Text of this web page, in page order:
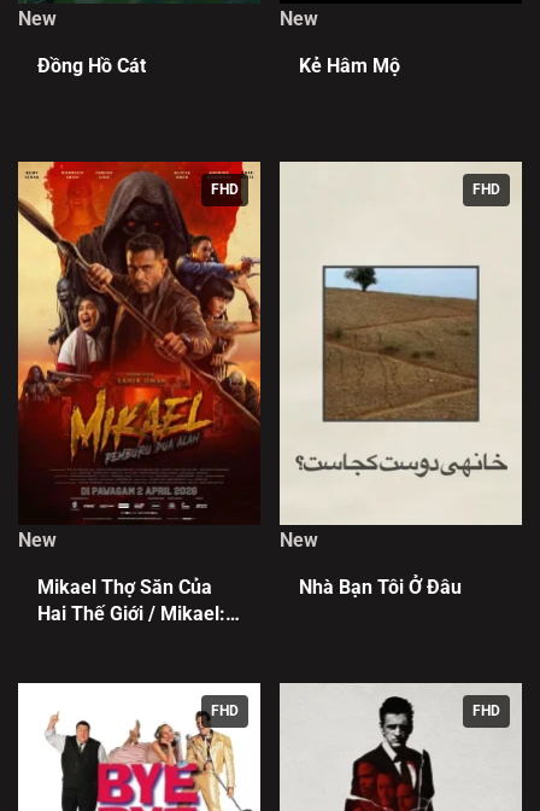
New
Đồng Hồ Cát
New
Kẻ Hâm Mộ
FHD
New
Mikael Thợ Săn Của
Hai Thế Giới / Mikael:
FHD
New
Nhà Bạn Tôi Ở Đâu
FHD FHD